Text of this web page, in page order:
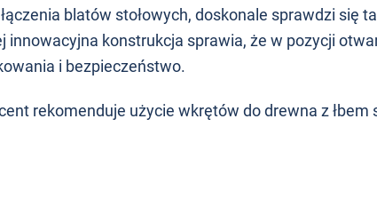
blatów stołowych, doskonale sprawdzi się
innowacyjna konstrukcja sprawia, że w pozycji
i bezpieczeństwo.
rekomenduje użycie wkrętów do drewna z